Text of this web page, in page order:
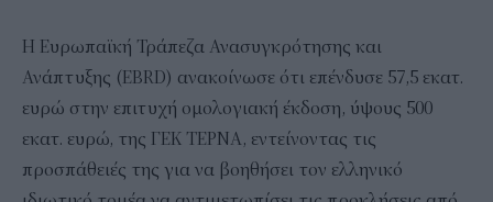
H Ευρωπαϊκή Τράπεζα Ανασυγκρότησης και
Ανάπτυξης (EBRD) ανακοίνωσε ότι επένδυσε 57,5 εκατ.
ευρώ στην επιτυχή ομολογιακή έκδοση, ύψους 500
εκατ. ευρώ, της ΓΕΚ ΤΕΡΝΑ, εντείνοντας τις
προσπάθειές της για να βοηθήσει τον ελληνικό